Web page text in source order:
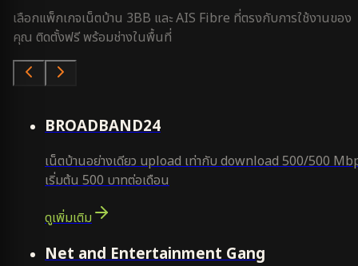
เลือกแพ็กเกจเน็ตบ้าน 3BB และ AIS Fibre ที่ตรงกับการใช้งานของ
คุณ ติดตั้งฟรี พร้อมช่างในพื้นที่
BROADBAND24
เน็ตบ้านอย่างเดียว upload เท่ากับ download 500/500
เริ่มต้น 500 บาทต่อเดือน
ดูเพิ่มเติม
Net and Entertainment Gang